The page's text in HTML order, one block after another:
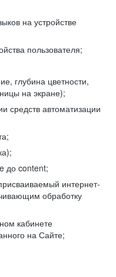
на устройстве
пользователя;
глубина цветности,
на экране);
средств автоматизации
до content;
интернет-
обработку
кабинете
на Сайте;